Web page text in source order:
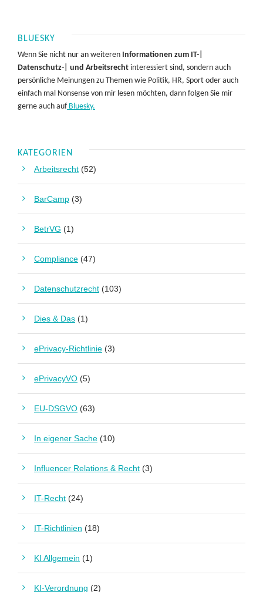
BLUESKY
Wenn Sie nicht nur an weiteren Informationen zum IT-|
Datenschutz-| und Arbeitsrecht interessiert sind, sondern auch
persönliche Meinungen zu Themen wie Politik, HR, Sport oder auch
einfach mal Nonsense von mir lesen möchten, dann folgen Sie mir
gerne auch aufBluesky.
KATEGORIEN
Arbeitsrecht (52)
BarCamp (3)
BetrVG (1)
Compliance (47)
Datenschutzrecht (103)
Dies & Das (1)
ePrivacy-Richtlinie (3)
ePrivacyVO (5)
EU-DSGVO (63)
In eigener Sache (10)
Influencer Relations & Recht (3)
IT-Recht (24)
IT-Richtlinien (18)
KI Allgemein (1)
KI-Verordnung (2)